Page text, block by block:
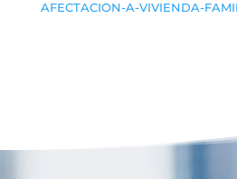
AFECTACION-A-VIVIENDA-